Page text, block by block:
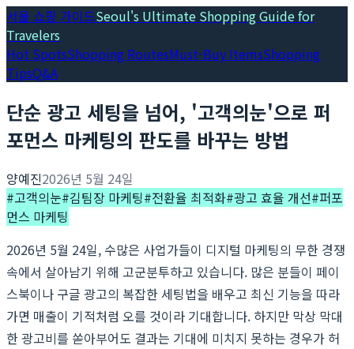
서울 쇼핑 가이드Seoul's Ultimate Shopping Guide for
Travelers
Hot SpotsShopping RoutesMust-Buy ItemsShopping
TipsQ&A
단순 광고 세팅을 넘어, '고객의눈'으로 퍼
포먼스 마케팅의 판도를 바꾸는 방법
양예진2026년 5월 24일
#고객의눈#김팀장 마케팅#전환율 최적화#광고 효율 개선#퍼포
먼스 마케팅
2026년 5월 24일, 수많은 사업가들이 디지털 마케팅의 무한 경쟁
속에서 살아남기 위해 고군분투하고 있습니다. 많은 분들이 페이
스북이나 구글 광고의 복잡한 세팅법을 배우고 최신 기능을 따라
가면 매출이 기적처럼 오를 것이라 기대합니다. 하지만 막상 막대
한 광고비를 쏟아부어도 결과는 기대에 미치지 못하는 경우가 허